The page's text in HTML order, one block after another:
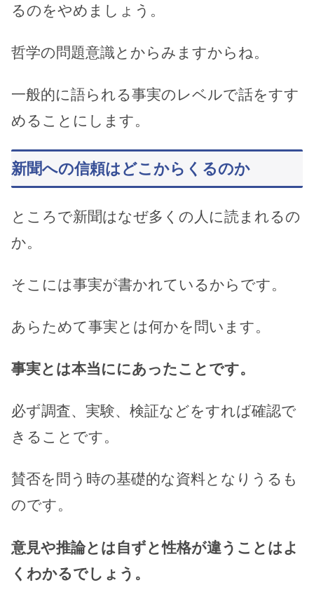
るのをやめましょう。
哲学の問題意識とからみますからね。
一般的に語られる事実のレベルで話をすす
めることにします。
新聞への信頼はどこからくるのか
ところで新聞はなぜ多くの人に読まれるの
か。
そこには事実が書かれているからです。
あらためて事実とは何かを問います。
事実とは本当ににあったことです。
必ず調査、実験、検証などをすれば確認で
きることです。
賛否を問う時の基礎的な資料となりうるも
のです。
意見や推論とは自ずと性格が違うことはよ
くわかるでしょう。